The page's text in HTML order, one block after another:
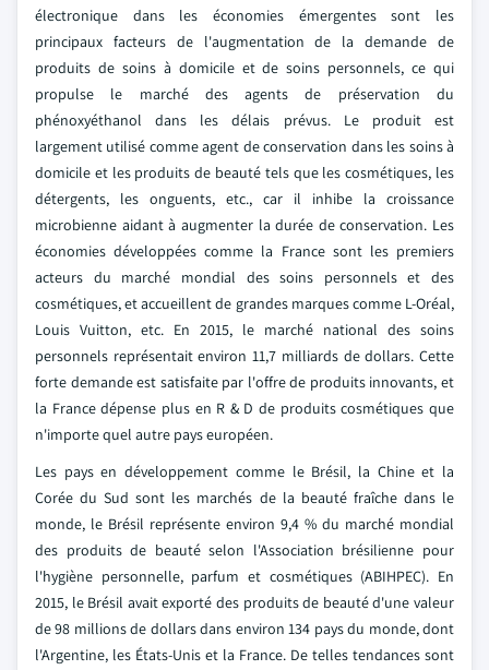
électronique dans les économies émergentes sont les
principaux facteurs de l'augmentation de la demande de
produits de soins à domicile et de soins personnels, ce qui
propulse le marché des agents de préservation du
phénoxyéthanol dans les délais prévus. Le produit est
largement utilisé comme agent de conservation dans les soins à
domicile et les produits de beauté tels que les cosmétiques, les
détergents, les onguents, etc., car il inhibe la croissance
microbienne aidant à augmenter la durée de conservation. Les
économies développées comme la France sont les premiers
acteurs du marché mondial des soins personnels et des
cosmétiques, et accueillent de grandes marques comme L-Oréal,
Louis Vuitton, etc. En 2015, le marché national des soins
personnels représentait environ 11,7 milliards de dollars. Cette
forte demande est satisfaite par l'offre de produits innovants, et
la France dépense plus en R & D de produits cosmétiques que
n'importe quel autre pays européen.
Les pays en développement comme le Brésil, la Chine et la
Corée du Sud sont les marchés de la beauté fraîche dans le
monde, le Brésil représente environ 9,4 % du marché mondial
des produits de beauté selon l'Association brésilienne pour
l'hygiène personnelle, parfum et cosmétiques (ABIHPEC). En
2015, le Brésil avait exporté des produits de beauté d'une valeur
de 98 millions de dollars dans environ 134 pays du monde, dont
l'Argentine, les États-Unis et la France. De telles tendances sont